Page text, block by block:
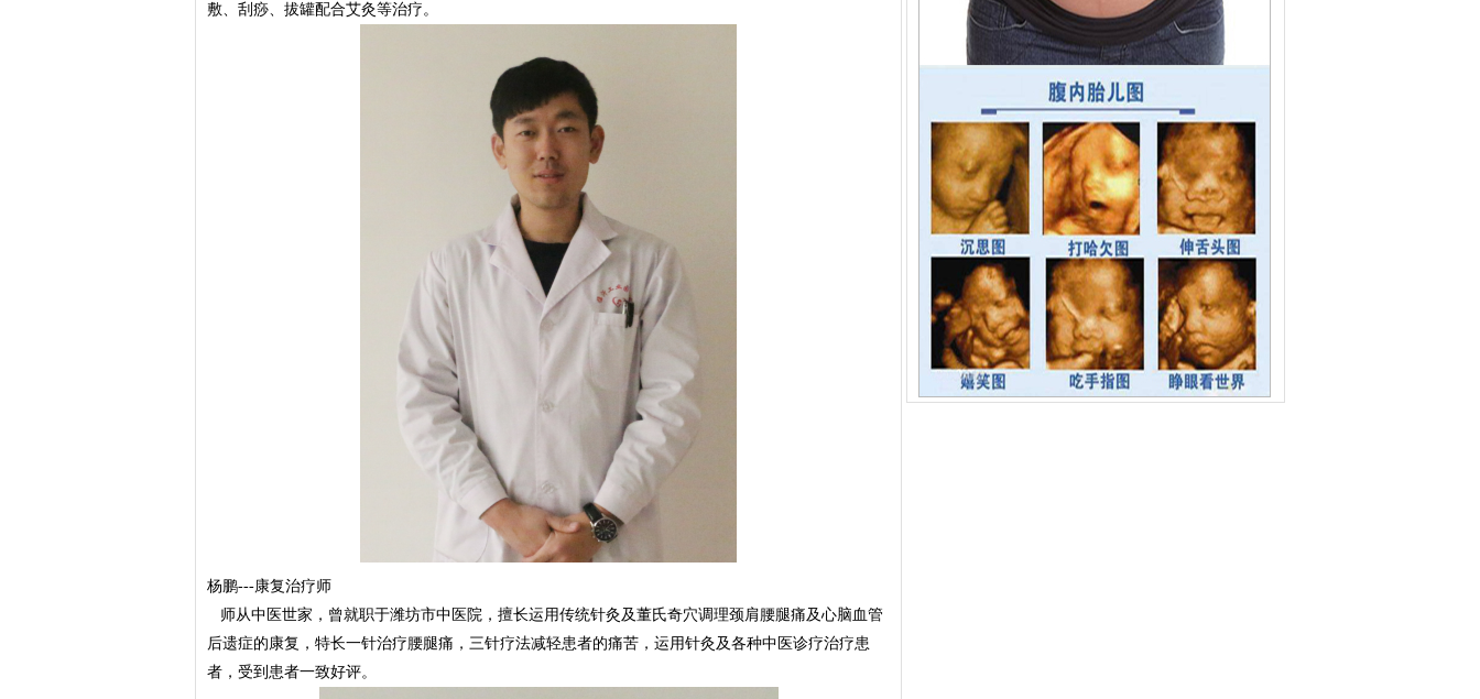
敷、刮痧、拔罐配合艾灸等治疗。
杨鹏---康复治疗师
师从中医世家，曾就职于潍坊市中医院，擅长运用传统针灸及董氏奇穴调理颈肩腰腿痛及心脑血管
后遗症的康复，特长一针治疗腰腿痛，三针疗法减轻患者的痛苦，运用针灸及各种中医诊疗治疗患
者，受到患者一致好评。